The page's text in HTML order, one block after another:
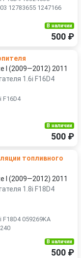
12783655 1247166
В наличии
500 ₽
I (2009—2012) 2011
1.6i F16D4
F16D4
В наличии
500 ₽
топливного
I (2009—2012) 2011
1.8i F18D4
059269KA
В наличии
500 ₽